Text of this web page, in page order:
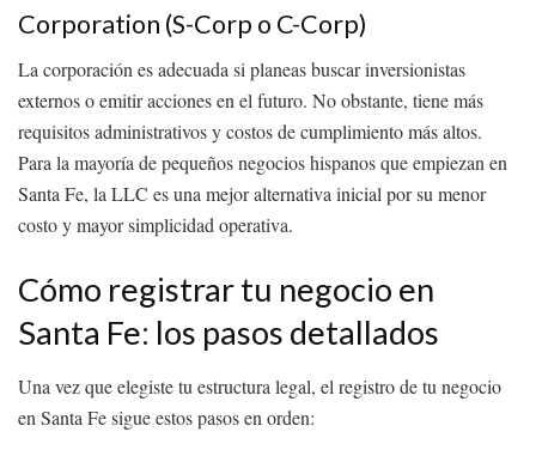
Corporation (S-Corp o C-Corp)
La corporación es adecuada si planeas buscar inversionistas
externos o emitir acciones en el futuro. No obstante, tiene más
requisitos administrativos y costos de cumplimiento más altos.
Para la mayoría de pequeños negocios hispanos que empiezan en
Santa Fe, la LLC es una mejor alternativa inicial por su menor
costo y mayor simplicidad operativa.
Cómo registrar tu negocio en
Santa Fe: los pasos detallados
Una vez que elegiste tu estructura legal, el registro de tu negocio
en Santa Fe sigue estos pasos en orden: